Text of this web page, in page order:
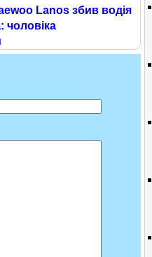
Lanos збив водія
чоловіка